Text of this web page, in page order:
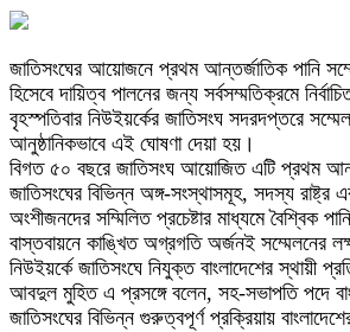
জাতিসংঘের আয়োজনে প্রথম আন্তর্জাতিক পানি
হিসেবে দায়িত্ব পালনের জন্য সর্বসম্মতিক্রমে
বৃহস্পতিবার নিউইয়র্কের জাতিসংঘ সদরদপ্তরে
আনুষ্ঠানিকভাবে এই ঘোষণা দেয়া হয়।
বিগত ৫০ বছরে জাতিসংঘ আয়োজিত এটি প্রথম
জাতিসংঘের বিভিন্ন অঙ্গ-সংস্থাসমূহ, সদস্য
অংশীজনদের সম্মিলিত প্রচেষ্টার মাধ্যমে বৈশ্বিক
বাস্তবায়নে কাঙ্খিত অগ্রগতি অর্জনই সম্মেলনের
নিউইয়র্কে জাতিসংঘে নিযুক্ত বাংলাদেশের স্থায়ী
আবদুল মুহিত এ প্রসঙ্গে বলেন, সহ-সভাপতি পদে
জাতিসংঘের বিভিন্ন গুরুত্বপূর্ণ প্রক্রিয়ায়